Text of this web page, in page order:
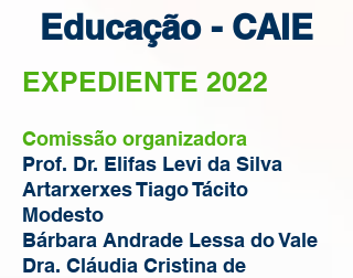
Educação - CAIE
EXPEDIENTE 2022
Comissão organizadora
Prof. Dr. Elifas Levi da Silva
Artarxerxes Tiago Tácito
Modesto
Bárbara Andrade Lessa do Vale
Dra. Cláudia Cristina de